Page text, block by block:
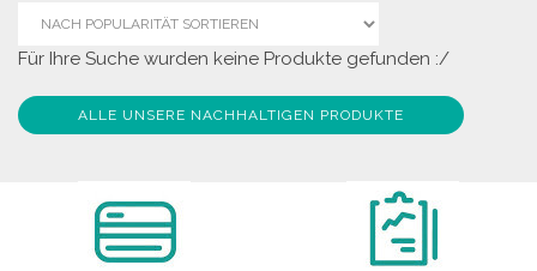
Für Ihre Suche wurden keine Produkte gefunden :/
ALLE UNSERE NACHHALTIGEN PRODUKTE